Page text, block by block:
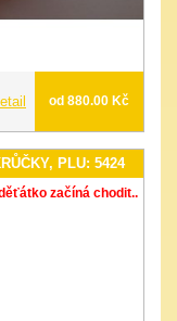
od 880.00 Kč
PLU: 5424
začíná chodit..